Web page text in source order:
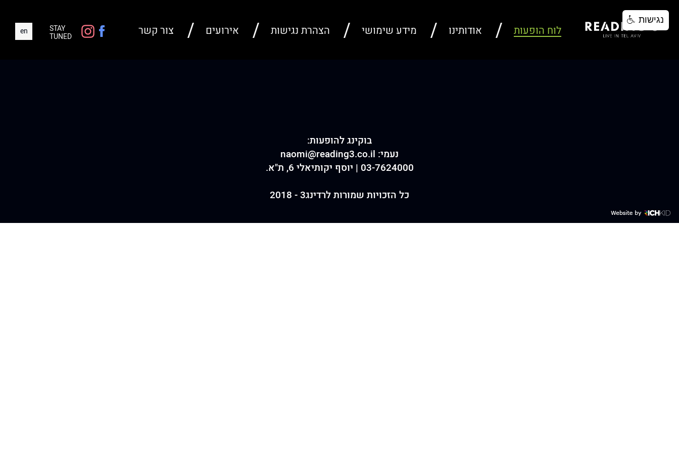
לוח הופעות אודותינו מידע שימושי הצהרת נגישות אירועים צור קשר en STAY
TUNED
בוקינג להופעות:
נעמי:
03-7624000 | יוסף יקותיאלי 6, ת"א.
כל הזכויות שמורות לרדינג3 - 2018
נגישות